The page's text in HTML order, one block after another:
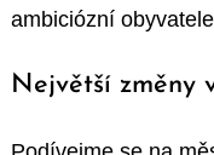
ambiciózní
Největší změny